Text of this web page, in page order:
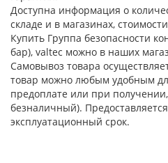
Доступна информация о
складе и в магазинах,
Купить Группа безопасности
бар), valtec можно в наших
Самовывоз товара
товар можно любым удобным
предоплате или при
безналичный).
эксплуатационный срок.